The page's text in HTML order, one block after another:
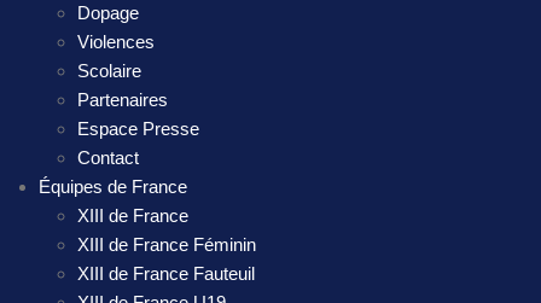
Dopage
Violences
Scolaire
Partenaires
Espace Presse
Contact
Équipes de France
XIII de France
XIII de France Féminin
XIII de France Fauteuil